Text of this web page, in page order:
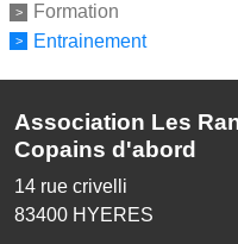
Formation
Entrainement
Association Les
Copains d'abord
14 rue crivelli
83400 HYERES